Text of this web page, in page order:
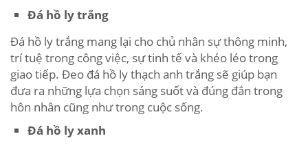
Đá hồ ly trắng
Đá hồ ly trắng mang lại cho chủ nhân sự thông minh,
trí tuệ trong công việc, sự tinh tế và khéo léo trong
giao tiếp. Đeo đá hồ ly thạch anh trắng sẽ giúp bạn
đưa ra những lựa chọn sáng suốt và đúng đắn trong
hôn nhân cũng như trong cuộc sống.
Đá hồ ly xanh